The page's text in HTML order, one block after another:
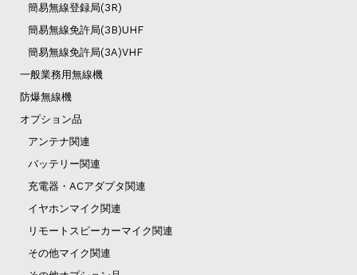
簡易無線登録局(3R)
簡易無線免許局(3B)UHF
簡易無線免許局(3A)VHF
一般業務用無線機
防爆無線機
オプション品
アンテナ関連
バッテリー関連
充電器・ACアダプタ関連
イヤホンマイク関連
リモートスピーカーマイク関連
その他マイク関連